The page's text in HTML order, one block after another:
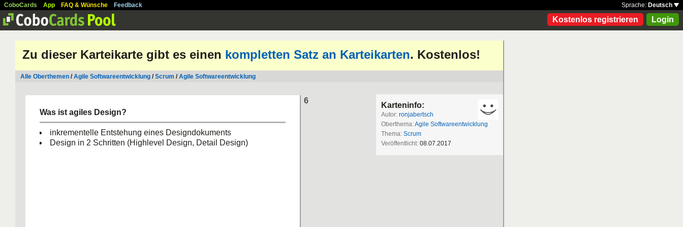
CoboCards App FAQ & Wünsche Feedback Sprache: Deutsch
Kostenlos registrieren Login
Zu dieser Karteikarte gibt es einen kompletten Satz an Karteikarten. Kostenlos!
Alle Oberthemen /Agile Softwareentwicklung /Scrum /Agile Softwareentwicklung
6
Was ist agiles Design?
inkrementelle Entstehung eines Designdokuments
Design in 2 Schritten (Highlevel Design, Detail Design)
Karteninfo:
Autor: ronjabertsch
Oberthema:Agile Softwareentwicklung
Thema: Scrum
Veröffentlicht: 08.07.2017